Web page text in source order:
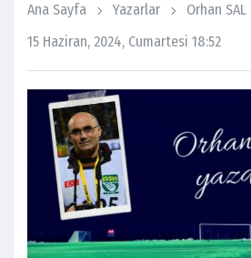
Ana Sayfa Yazarlar
Orhan SAL
15 Haziran, 2024, Cumartesi 18:52